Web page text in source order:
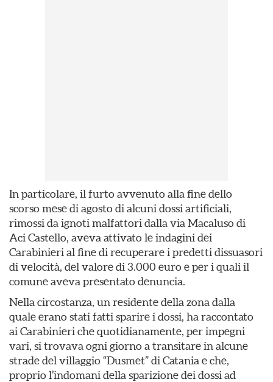
In particolare, il furto avvenuto alla fine dello
scorso mese di agosto di alcuni dossi artificiali,
rimossi da ignoti malfattori dalla via Macaluso di
Aci Castello, aveva attivato le indagini dei
Carabinieri al fine di recuperare i predetti dissuasori
di velocità, del valore di 3.000 euro e per i quali il
comune aveva presentato denuncia.
Nella circostanza, un residente della zona dalla
quale erano stati fatti sparire i dossi, ha raccontato
ai Carabinieri che quotidianamente, per impegni
vari, si trovava ogni giorno a transitare in alcune
strade del villaggio “Dusmet” di Catania e che,
proprio l’indomani della sparizione dei dossi ad